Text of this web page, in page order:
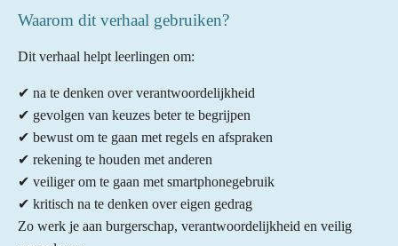
Waarom dit verhaal gebruiken?
Dit verhaal helpt leerlingen om:
✔ na te denken over verantwoordelijkheid
✔ gevolgen van keuzes beter te begrijpen
✔ bewust om te gaan met regels en afspraken
✔ rekening te houden met anderen
✔ veiliger om te gaan met smartphonegebruik
✔ kritisch na te denken over eigen gedrag
Zo werk je aan burgerschap, verantwoordelijkheid en veilig